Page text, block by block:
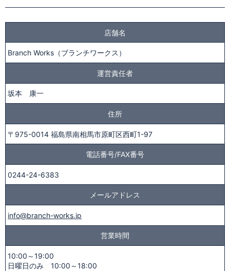
店舗名
Branch Works（ブランチワークス）
運営責任者
坂本 康一
住所
〒975-0014 福島県南相馬市原町区西町1-97
電話番号/FAX番号
0244-24-6383
メールアドレス
info@branch-works.jp
営業時間
10:00～19:00
日曜日のみ 10:00～18:00